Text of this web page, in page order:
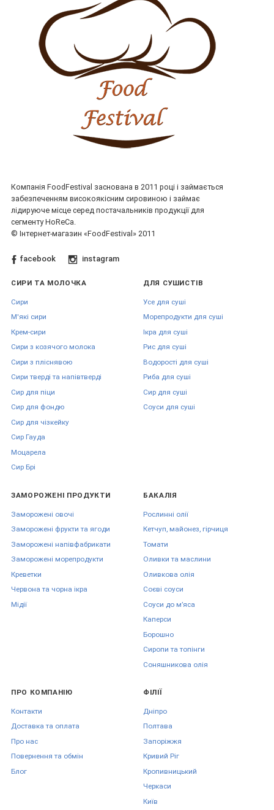
Компанія FoodFestival заснована в 2011 році і займається
забезпеченням високоякісним сировиною і займає
лідируюче місце серед постачальників продукції для
сегменту HoReCa.
© Інтернет-магазин «FoodFestival» 2011
facebook instagram
СИРИ ТА МОЛОЧКА
Сири
М'які сири
Крем-сири
Сири з козячого молока
Сири з пліснявою
Сири тверді та напівтверді
Сир для піци
Сир для фондю
Сир для чізкейку
Сир Гауда
Моцарела
Сир Брі
ДЛЯ СУШИСТІВ
Усе для суші
Морепродукти для суші
Ікра для суші
Рис для суші
Водорості для суші
Риба для суші
Сир для суші
Соуси для суші
ЗАМОРОЖЕНІ ПРОДУКТИ
Заморожені овочі
Заморожені фрукти та ягоди
Заморожені напівфабрикати
Заморожені морепродукти
Креветки
Червона та чорна ікра
Мідії
БАКАЛІЯ
Рослинні олії
Кетчуп, майонез, гірчиця
Томати
Оливки та маслини
Оливкова олія
Соєві соуси
Соуси до мʼяса
Каперси
Борошно
Сиропи та топінги
Соняшникова олія
ПРО КОМПАНІЮ
Контакти
Доставка та оплата
Про нас
Повернення та обмін
Блог
ФІЛІЇ
Дніпро
Полтава
Запоріжжя
Кривий Ріг
Кропивницький
Черкаси
Київ